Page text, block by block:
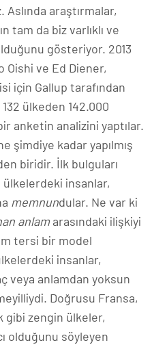
araştırmalar,
tam da biz varlıklı ve
gösteriyor. 2013
Oishi ve Ed Diener,
için Gallup tarafından
ülkeden 142.000
anketin analizini yaptılar.
şimdiye kadar yapılmış
biridir. İlk bulguları
ülkelerdeki insanlar,
memnundular. Ne var ki
anlamarasındaki ilişkiyi
tersi bir model
insanlar,
veya anlamdan yoksun
Doğrusu Fransa,
gibi zengin ülkeler,
olduğunu söyleyen